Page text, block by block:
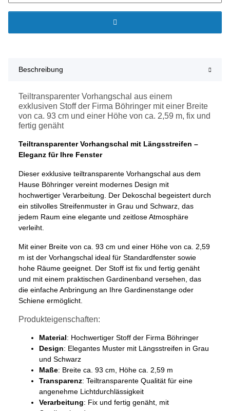
Beschreibung
Teiltransparenter Vorhangschal aus einem
exklusiven Stoff der Firma Böhringer mit einer Breite
von ca. 93 cm und einer Höhe von ca. 2,59 m, fix und
fertig genäht
Teiltransparenter Vorhangschal mit Längsstreifen –
Eleganz für Ihre Fenster
Dieser exklusive teiltransparente Vorhangschal aus dem
Hause Böhringer vereint modernes Design mit
hochwertiger Verarbeitung. Der Dekoschal begeistert durch
ein stilvolles Streifenmuster in Grau und Schwarz, das
jedem Raum eine elegante und zeitlose Atmosphäre
verleiht.
Mit einer Breite von ca. 93 cm und einer Höhe von ca. 2,59
m ist der Vorhangschal ideal für Standardfenster sowie
hohe Räume geeignet. Der Stoff ist fix und fertig genäht
und mit einem praktischen Gardinenband versehen, das
die einfache Anbringung an Ihre Gardinenstange oder
Schiene ermöglicht.
Produkteigenschaften:
Material: Hochwertiger Stoff der Firma Böhringer
Design: Elegantes Muster mit Längsstreifen in Grau
und Schwarz
Maße: Breite ca. 93 cm, Höhe ca. 2,59 m
Transparenz: Teiltransparente Qualität für eine
angenehme Lichtdurchlässigkeit
Verarbeitung: Fix und fertig genäht, mit